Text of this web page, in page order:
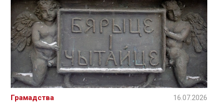
Грамадства 16.07.2026